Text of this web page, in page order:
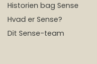
Historien bag Sense
Hvad er Sense?
Dit Sense-team